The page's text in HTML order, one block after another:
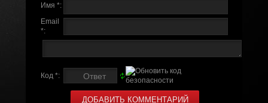
Имя *:
Email
*:
Код *: